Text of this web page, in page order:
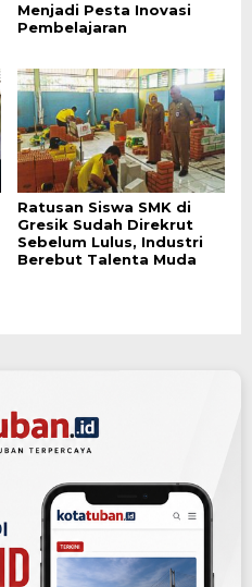
Menjadi Pesta Inovasi
Pembelajaran
Ratusan Siswa SMK di
Gresik Sudah Direkrut
Sebelum Lulus, Industri
Berebut Talenta Muda